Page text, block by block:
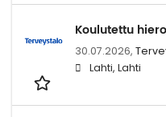
Koulutettu
30.07.2026,
Lahti, Lahti